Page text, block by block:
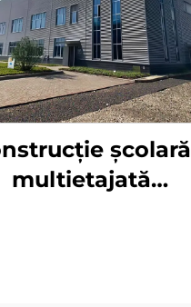
școlară
multietajată